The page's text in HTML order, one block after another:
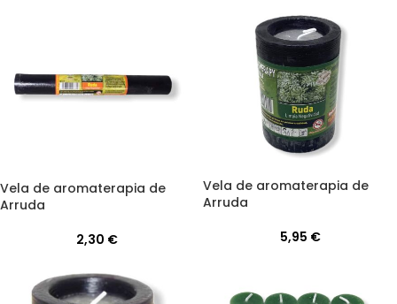
Vela de aromaterapia de
Arruda
2,30 €
Vela de aromaterapia de
Arruda
5,95 €